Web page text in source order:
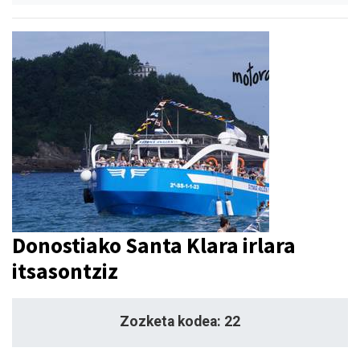
Donostiako Santa Klara irlara
itsasontziz
Zozketa kodea: 22